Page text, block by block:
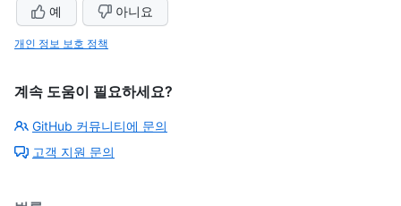
예 아니요
개인 정보 보호 정책
계속 도움이 필요하세요?
GitHub 커뮤니티에 문의
고객 지원 문의